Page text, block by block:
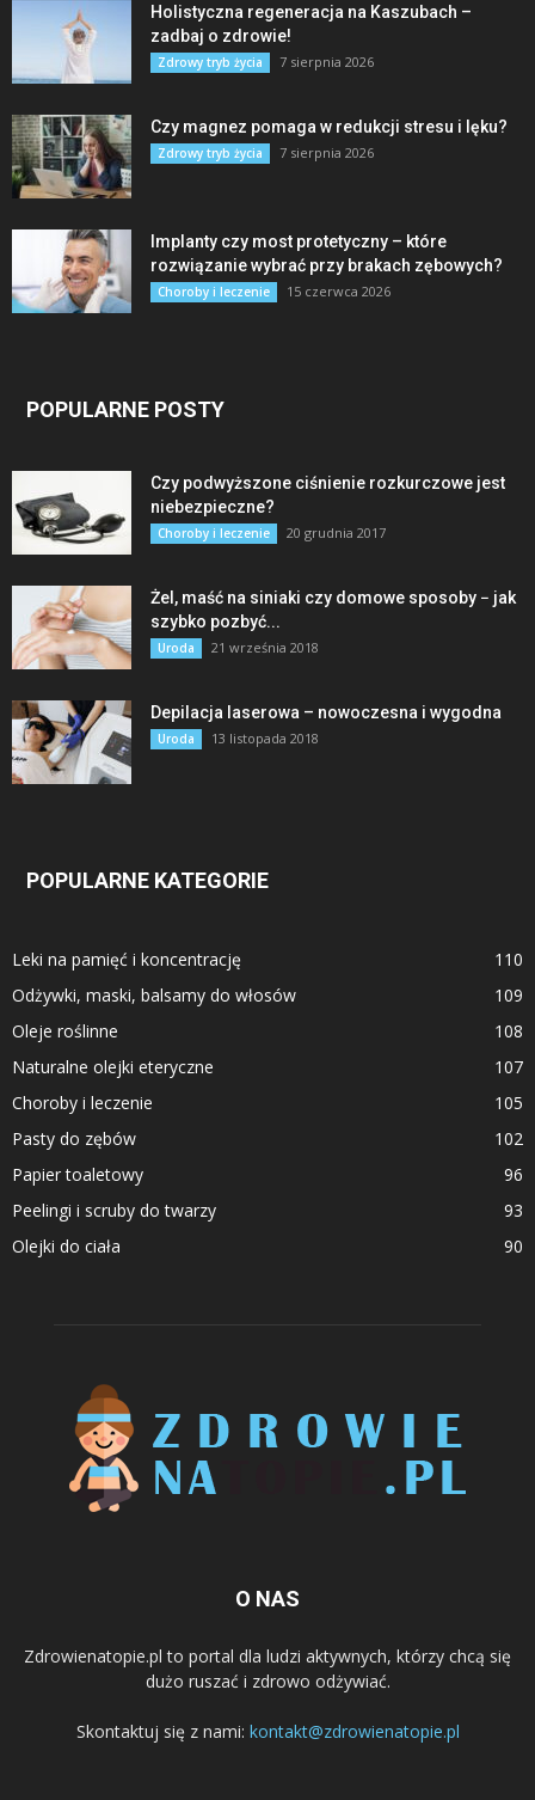
Holistyczna regeneracja na Kaszubach –
zadbaj o zdrowie!
Zdrowy tryb życia 7 sierpnia 2026
Czy magnez pomaga w redukcji stresu i lęku?
Zdrowy tryb życia 7 sierpnia 2026
Implanty czy most protetyczny – które
rozwiązanie wybrać przy brakach zębowych?
Choroby i leczenie 15 czerwca 2026
POPULARNE POSTY
Czy podwyższone ciśnienie rozkurczowe jest
niebezpieczne?
Choroby i leczenie 20 grudnia 2017
Żel, maść na siniaki czy domowe sposoby − jak
szybko pozbyć...
Uroda 21 września 2018
Depilacja laserowa – nowoczesna i wygodna
Uroda 13 listopada 2018
POPULARNE KATEGORIE
Leki na pamięć i koncentrację
110
Odżywki, maski, balsamy do włosów
109
Oleje roślinne
108
Naturalne olejki eteryczne
107
Choroby i leczenie
105
Pasty do zębów
102
Papier toaletowy
96
Peelingi i scruby do twarzy
93
Olejki do ciała
90
O NAS
Zdrowienatopie.pl to portal dla ludzi aktywnych, którzy chcą się
dużo ruszać i zdrowo odżywiać.
Skontaktuj się z nami: kontakt@zdrowienatopie.pl